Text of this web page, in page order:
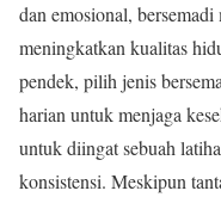
dan emosional,
meningkatkan kualitas
pendek, pilih jenis
harian untuk menjaga
untuk diingat sebuah
konsistensi. Meskipun